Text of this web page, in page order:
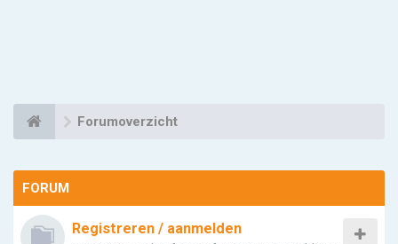
Forumoverzicht
FORUM
Registreren / aanmelden